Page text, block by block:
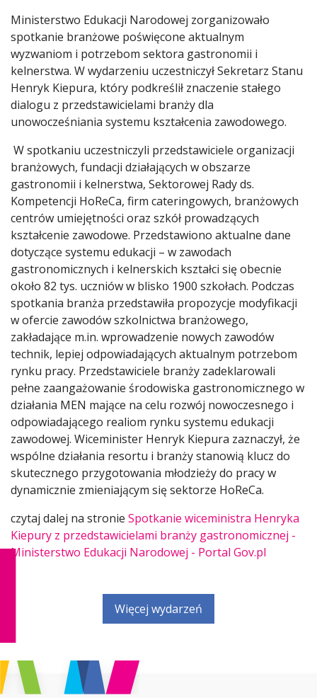
Ministerstwo Edukacji Narodowej zorganizowało
spotkanie branżowe poświęcone aktualnym
wyzwaniom i potrzebom sektora gastronomii i
kelnerstwa. W wydarzeniu uczestniczył Sekretarz Stanu
Henryk Kiepura, który podkreślił znaczenie stałego
dialogu z przedstawicielami branży dla
unowocześniania systemu kształcenia zawodowego.
W spotkaniu uczestniczyli przedstawiciele organizacji
branżowych, fundacji działających w obszarze
gastronomii i kelnerstwa, Sektorowej Rady ds.
Kompetencji HoReCa, firm cateringowych, branżowych
centrów umiejętności oraz szkół prowadzących
kształcenie zawodowe. Przedstawiono aktualne dane
dotyczące systemu edukacji – w zawodach
gastronomicznych i kelnerskich kształci się obecnie
około 82 tys. uczniów w blisko 1900 szkołach. Podczas
spotkania branża przedstawiła propozycje modyfikacji
w ofercie zawodów szkolnictwa branżowego,
zakładające m.in. wprowadzenie nowych zawodów
technik, lepiej odpowiadających aktualnym potrzebom
rynku pracy. Przedstawiciele branży zadeklarowali
pełne zaangażowanie środowiska gastronomicznego w
działania MEN mające na celu rozwój nowoczesnego i
odpowiadającego realiom rynku systemu edukacji
zawodowej. Wiceminister Henryk Kiepura zaznaczył, że
wspólne działania resortu i branży stanowią klucz do
skutecznego przygotowania młodzieży do pracy w
dynamicznie zmieniającym się sektorze HoReCa.
czytaj dalej na stronie Spotkanie wiceministra Henryka
Kiepury z przedstawicielami branży gastronomicznej -
Ministerstwo Edukacji Narodowej - Portal Gov.pl
Więcej wydarzeń